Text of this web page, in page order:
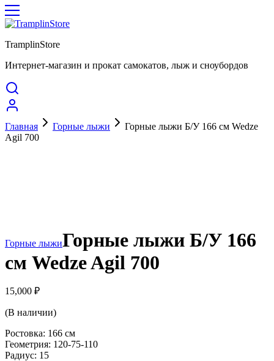
TramplinStore
Интернет-магазин и прокат самокатов, лыж и сноубордов
Главная Горные лыжи
Горные лыжи Б/У 166 см Wedze
Agil 700
Горные лыжиГорные лыжи Б/У 166
см Wedze Agil 700
15,000 ₽
(В наличии)
Ростовка: 166 см
Геометрия: 120-75-110
Радиус: 15